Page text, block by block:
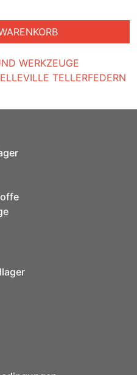
WERKZEUGE
TELLERFEDERN